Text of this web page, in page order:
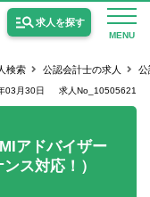
MENU
求人を探す
人
検索 公認会計士の求人 公
03月30日 求人No_10505621
アドバイザー
ス対応！）